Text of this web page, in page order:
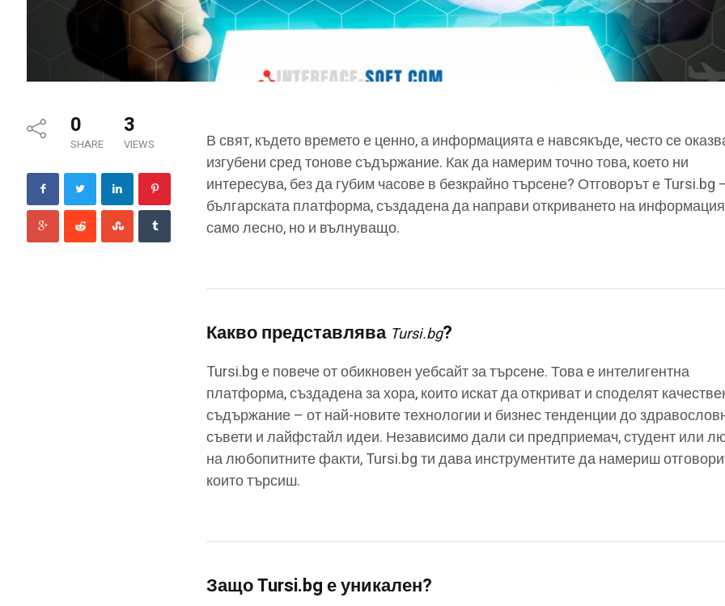
0
SHARE
3
VIEWS
В свят, където времето е ценно, а информацията е навсякъде, често се
изгубени сред тонове съдържание. Как да намерим точно това, което ни
интересува, без да губим часове в безкрайно търсене? Отговорът е Tursi.bg
българската платформа, създадена да направи откриването на
само лесно, но и вълнуващо.
Какво представлява Tursi.bg?
Tursi.bg е повече от обикновен уебсайт за търсене. Това е интелигентна
платформа, създадена за хора, които искат да откриват и споделят
съдържание – от най-новите технологии и бизнес тенденции до
съвети и лайфстайл идеи. Независимо дали си предприемач, студент или
на любопитните факти, Tursi.bg ти дава инструментите да намериш
които търсиш.
Защо Tursi.bg е уникален?